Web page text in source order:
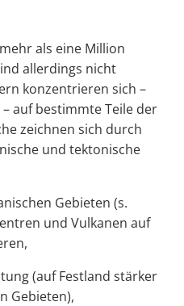
als eine Million
allerdings nicht
konzentrieren sich –
auf bestimmte Teile der
zeichnen sich durch
und tektonische
Gebieten (s.
und Vulkanen auf
(auf Festland stärker
Gebieten),